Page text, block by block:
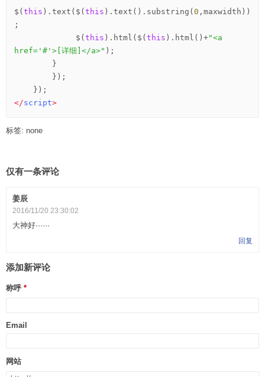
$(this ).text($(this ).text().substring(0 ,maxwidth))
;
             $(
this ).html($(this ).html()+"<a
href='#'>[详细]</a>" );
</script>
标签: none
仅有一条评论
姜辰
2016/11/20 23:30:02
大神好······
回复
添加新评论
称呼
Email
网站